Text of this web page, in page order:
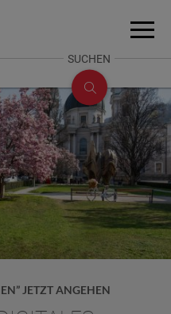
Menü
SUCHEN
SUCHE
ÖFFNEN
JETZT ANGEHEN